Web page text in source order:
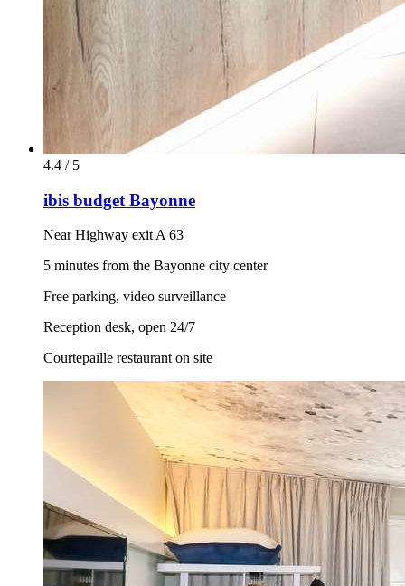
4.4 / 5
ibis budget Bayonne
Near Highway exit A 63
5 minutes from the Bayonne city center
Free parking, video surveillance
Reception desk, open 24/7
Courtepaille restaurant on site